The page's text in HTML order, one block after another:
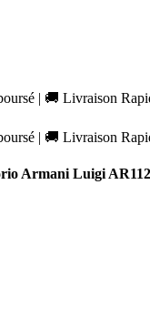
| 🚚 Livraison
| 🚚 Livraison
Armani Luigi